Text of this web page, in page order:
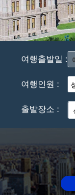
여행출발일 :
여행인원 :
출발장소 :